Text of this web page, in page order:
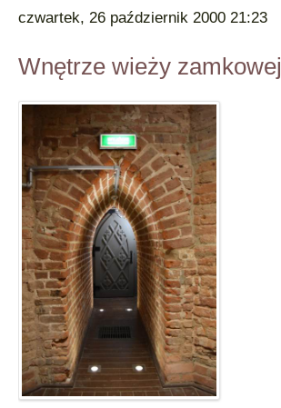
czwartek, 26 październik 2000 21:23
Wnętrze wieży zamkowej